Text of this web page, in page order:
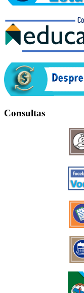
Consultas